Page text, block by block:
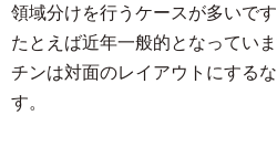
領域分けを行うケースが多いです
たとえば近年一般的となってい
チンは対面のレイアウトにする
す。